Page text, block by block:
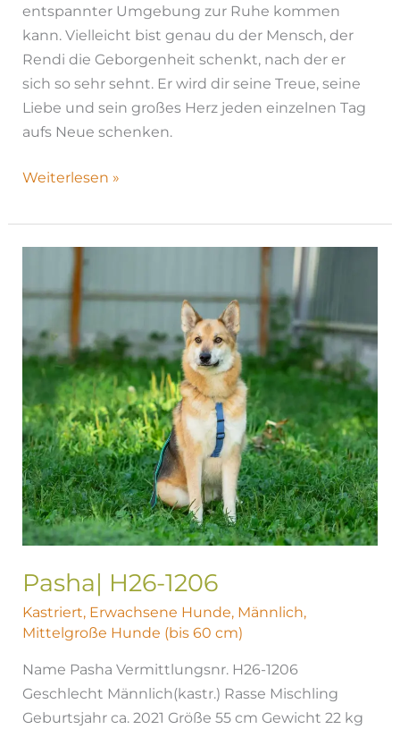
entspannter Umgebung zur Ruhe kommen
kann. Vielleicht bist genau du der Mensch, der
Rendi die Geborgenheit schenkt, nach der er
sich so sehr sehnt. Er wird dir seine Treue, seine
Liebe und sein großes Herz jeden einzelnen Tag
aufs Neue schenken.
Weiterlesen »
Pasha| H26-1206
Kastriert, Erwachsene Hunde, Männlich,
Mittelgroße Hunde (bis 60 cm)
Name Pasha Vermittlungsnr. H26-1206
Geschlecht Männlich(kastr.) Rasse Mischling
Geburtsjahr ca. 2021 Größe 55 cm Gewicht 22 kg
1206